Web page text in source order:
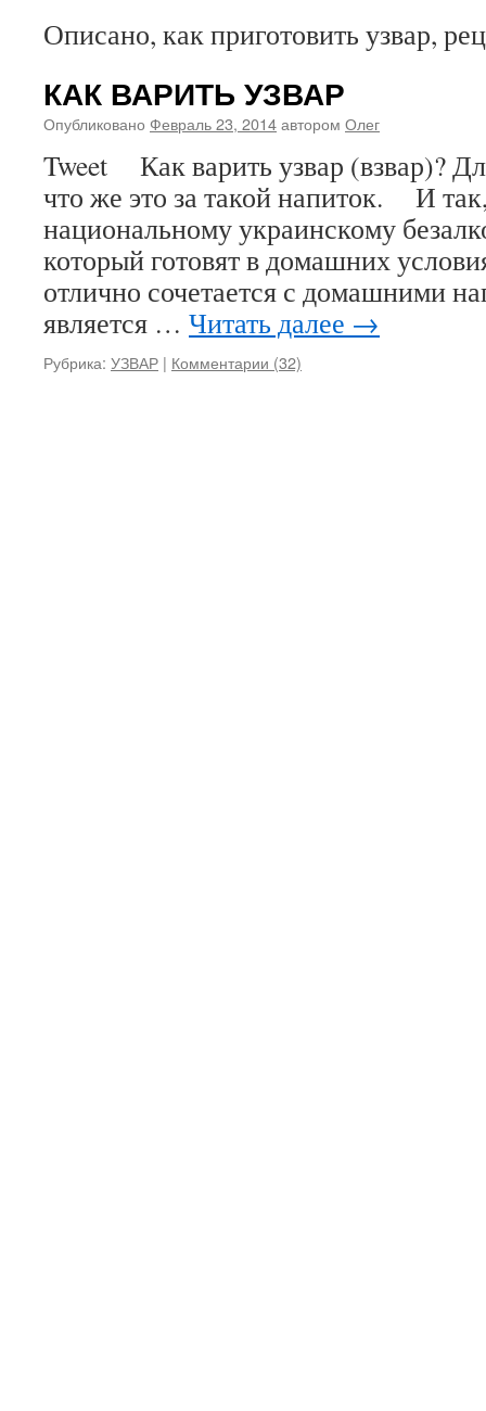
Описано, как приготовить узвар,
КАК ВАРИТЬ УЗВАР
Опубликовано Февраль 23, 2014автором Олег
Tweet Как варить узвар (взвар)?
что же это за такой напиток. И
национальному украинскому
который готовят в домашних
отлично сочетается с домашними
является … Читать далее →
Рубрика: УЗВАР | Комментарии (32)